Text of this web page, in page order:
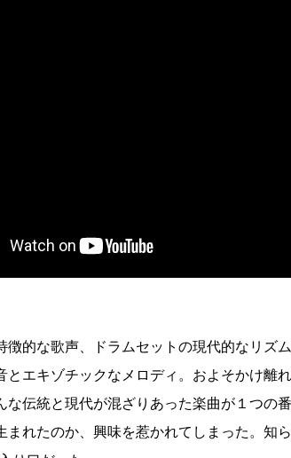
徴的な歌声、ドラムセットの現代的なリズ
とエキゾチックなメロディ。およそかけ離
な伝統と現代が混ざりあった楽曲が１つの
まれたのか、興味を惹かれてしまった。知